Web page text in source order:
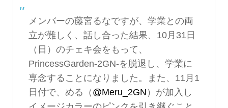
メンバーの藤宮るなですが、学業との両
立が難しく、話し合った結果、10月31日
（日）のチェキ会をもって、
PrincessGarden-2GN-を脱退し、学業に
専念することになりました。また、11月1
日付で、める（ @Meru_2GN ）が加入し